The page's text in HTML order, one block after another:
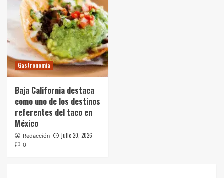
Gastronomía
Baja California destaca
como uno de los destinos
referentes del taco en
México
Redacción julio 20, 2026
0